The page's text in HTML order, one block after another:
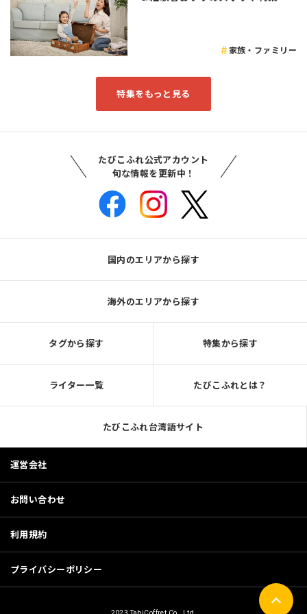
家族・ファミリー
特集をもっと見る
たびこふれ公式アカウント
旬な情報を更新中！
国内のエリアから探す
海外のエリアから探す
タグから探す 特集から探す
ライター一覧 たびこふれとは？
たびこふれ台湾語サイト
運営会社
お問い合わせ
利用規約
プライバシーポリシー